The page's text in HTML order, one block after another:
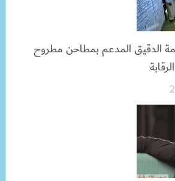
الدقيق المدعم بمطاحن مطروح